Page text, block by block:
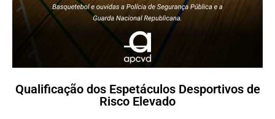
Qualificação dos Espetáculos Desportivos de
Risco Elevado